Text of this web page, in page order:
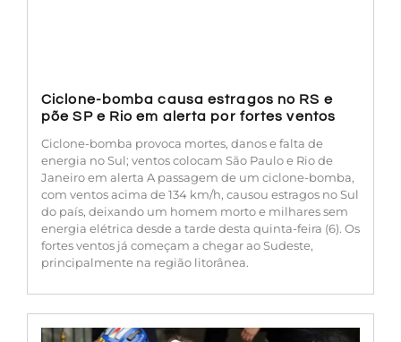
Ciclone-bomba causa estragos no RS e
põe SP e Rio em alerta por fortes ventos
Ciclone-bomba provoca mortes, danos e falta de
energia no Sul; ventos colocam São Paulo e Rio de
Janeiro em alerta A passagem de um ciclone-bomba,
com ventos acima de 134 km/h, causou estragos no Sul
do país, deixando um homem morto e milhares sem
energia elétrica desde a tarde desta quinta-feira (6). Os
fortes ventos já começam a chegar ao Sudeste,
principalmente na região litorânea.